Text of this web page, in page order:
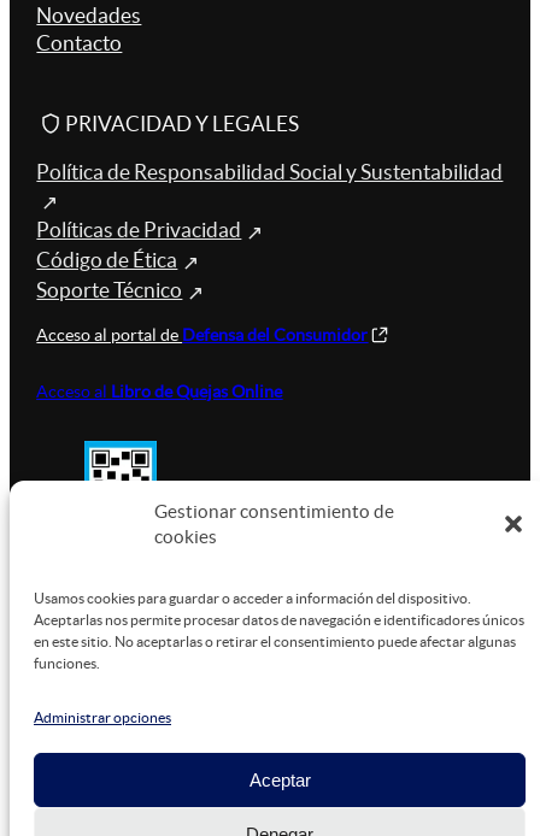
Gestionar consentimiento de
cookies
Usamos cookies para guardar o acceder a información del dispositivo.
Aceptarlas nos permite procesar datos de navegación e identificadores únicos
en este sitio. No aceptarlas o retirar el consentimiento puede afectar algunas
funciones.
Administrar opciones
Aceptar
Novedades
Contacto
PRIVACIDAD Y LEGALES
Política de Responsabilidad Social y Sustentabilidad
Políticas de Privacidad
Código de Ética
Soporte Técnico
Acceso al portal de Defensa del Consumidor
Acceso al Libro de Quejas Online
SUSTENTABILIDAD
© 2026